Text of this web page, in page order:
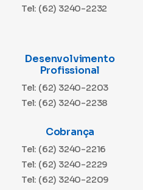
Tel: (62) 3240-2232
Desenvolvimento
Profissional
Tel: (62) 3240-2203
Tel: (62) 3240-2238
Cobrança
Tel: (62) 3240-2216
Tel: (62) 3240-2229
Tel: (62) 3240-2209